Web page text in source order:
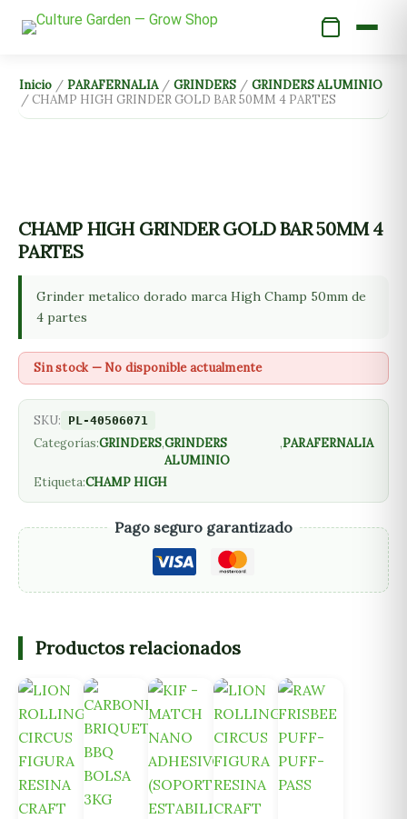
Inicio / PARAFERNALIA / GRINDERS / GRINDERS ALUMINIO
/ CHAMP HIGH GRINDER GOLD BAR 50MM 4 PARTES
CHAMP HIGH GRINDER GOLD BAR 50MM 4
PARTES
Grinder metalico dorado marca High Champ 50mm de
4 partes
Sin stock — No disponible actualmente
SKU: PL-40506071
Categorías:GRINDERS,GRINDERS
ALUMINIO
,PARAFERNALIA
Etiqueta:CHAMP HIGH
Pago seguro garantizado
Productos relacionados